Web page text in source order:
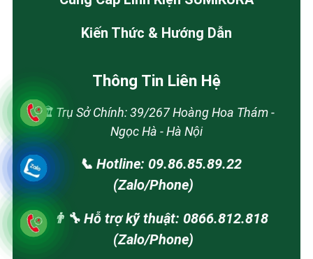
Kiến Thức & Hướng Dẫn
Thông Tin Liên Hệ
🏛️ Trụ Sở Chính: 39/267 Hoàng Hoa Thám -
Ngọc Hà - Hà Nội
📞 Hotline: 09.86.85.89.22
(Zalo/Phone)
👨‍🔧 Hỗ trợ kỹ thuật: 0866.812.818
(Zalo/Phone)